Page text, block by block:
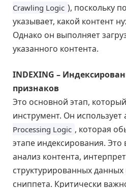
Crawling Logic ), поскольку
указывает, какой контент
Однако он выполняет
указанного контента.
INDEXING –
признаков
Это основной этап,
инструмент. Он использует
Processing Logic , которая
этапе индексирования. Это
анализ контента,
структурированных
сниппета. Критически